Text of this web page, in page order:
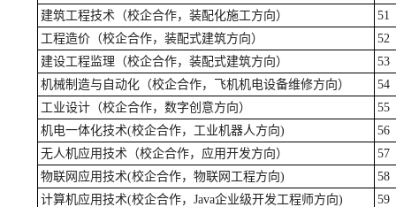
建筑工程技术（校企合作，装配化施工方向）
51
工程造价（校企合作，装配式建筑方向）
52
建设工程监理（校企合作，装配式建筑方向）
53
机械制造与自动化（校企合作，飞机机电设备维修方向）
54
工业设计（校企合作，数字创意方向）
55
机电一体化技术(校企合作，工业机器人方向)
56
无人机应用技术（校企合作，应用开发方向）
57
物联网应用技术(校企合作，物联网工程方向)
58
计算机应用技术(校企合作，Java企业级开发工程师方向)
59